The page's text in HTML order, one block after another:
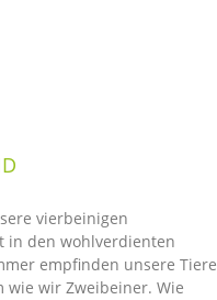
vierbeinigen
in den wohlverdienten
empfinden unsere Tiere
wie wir Zweibeiner. Wie